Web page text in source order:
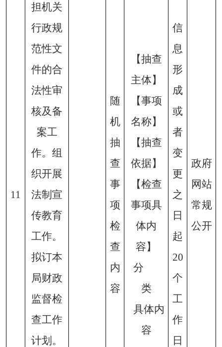
11
担机关
行政规
范性文
件的合
法性审
核及备
案工
作。组
织开展
法制宣
传教育
工作。
拟订本
局财政
监督检
查工作
计划。
随
机
抽
查
事
项
检
查
内
容
【抽查
主体】
【事项
名称】
【抽查
依据】
【检查
事项具
体内
容】
分
类
具体内
容
信
息
形
成
或
者
变
更
之
日
起
20
个
工
作
日
政府
网站
常规
公开